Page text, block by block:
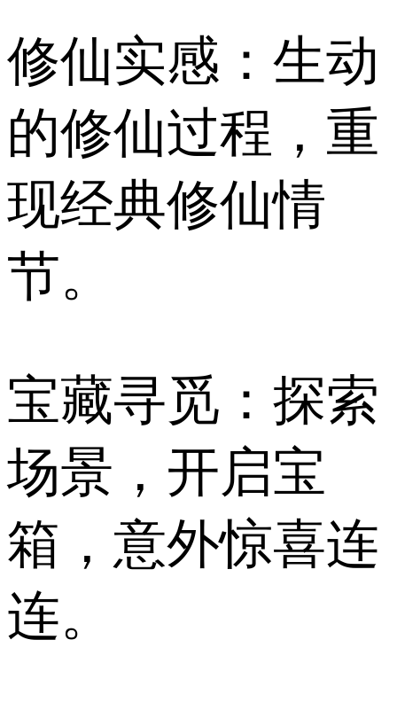
修仙实感：生动
的修仙过程，重
现经典修仙情
节。
宝藏寻觅：探索
场景，开启宝
箱，意外惊喜连
连。